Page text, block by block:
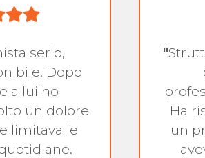
serio,
Dopo
a lui ho
un dolore
limitava le
"
Ha
un